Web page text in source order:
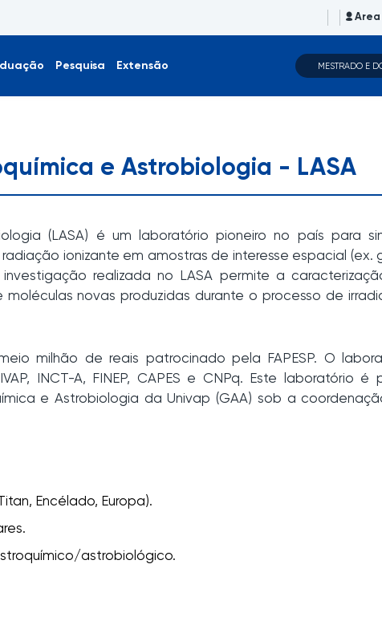
Area
Pesquisa Extensão MESTRADO E
e Astrobiologia - LASA
(LASA) é um laboratório pioneiro no país para
ionizante em amostras de interesse espacial (ex.
realizada no LASA permite a
novas produzidas durante o processo de
milhão de reais patrocinado pela FAPESP. O
INCT-A, FINEP, CAPES e CNPq. Este laboratório é
e Astrobiologia da Univap (GAA) sob a
Encélado, Europa).
astrobiológico.